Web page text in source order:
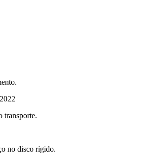
transporte.
no disco rígido.